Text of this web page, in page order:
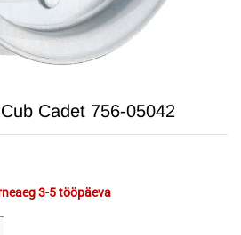
Cadet 756-05042
3-5 tööpäeva